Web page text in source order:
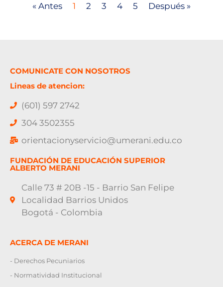
« Antes 1 2 3 4 5 Después »
COMUNICATE CON NOSOTROS
Lineas de atencion:
(601) 597 2742
304 3502355
orientacionyservicio@umerani.edu.co
FUNDACIÓN DE EDUCACIÓN SUPERIOR
ALBERTO MERANI
Calle 73 # 20B -15 - Barrio San Felipe
Localidad Barrios Unidos
Bogotá - Colombia
ACERCA DE MERANI
- Derechos Pecuniarios
- Normatividad Institucional